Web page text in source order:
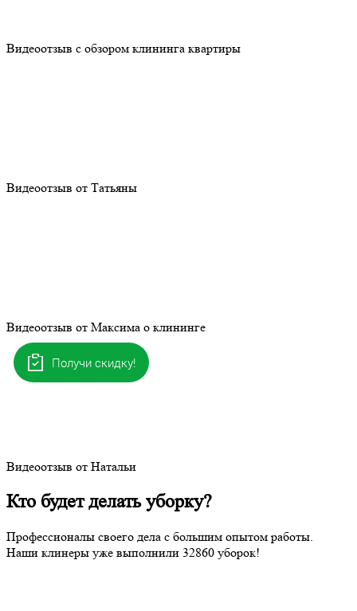
Видеоотзыв с обзором клининга квартиры
Видеоотзыв от Татьяны
Видеоотзыв от Максима о клининге
Видеоотзыв от Натальи
Кто будет делать уборку?
Профессионалы своего дела с большим опытом работы.
Наши клинеры уже выполнили 32860 уборок!
Получи скидку!